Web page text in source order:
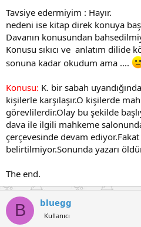
a
n
i
h
i
Tavsiye edermiyim : Hayır.
nedeni ise kitap direk konuya
Davanın konusundan
Konusu sıkıcı ve anlatım dilide
sonuna kadar okudum ama ....
Konusu: K. bir sabah
kişilerle karşılaşır.O kişilerde
görevlilerdir.Olay bu şekilde
dava ile ilgili mahkeme
çerçevesinde devam
belirtilmiyor.Sonunda yazarı
The end.
B bluegg
Kullanıcı